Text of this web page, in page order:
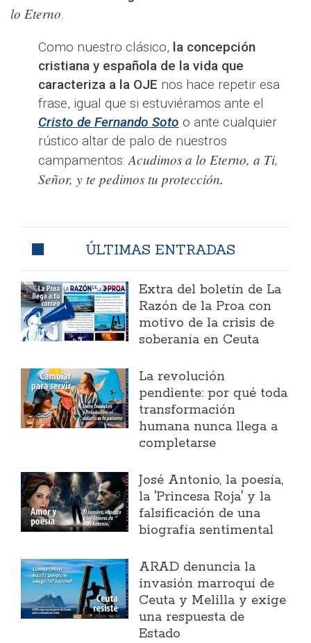
lo Eterno.
Como nuestro clásico, la concepción
cristiana y española de la vida que
caracteriza a la OJE nos hace repetir esa
frase, igual que si estuviéramos ante el
Cristo de Fernando Soto o ante cualquier
rústico altar de palo de nuestros
campamentos:Acudimos a lo Eterno, a Ti,
Señor, y te pedimos tu protección.
ÚLTIMAS ENTRADAS
Extra del boletín de La
Razón de la Proa con
motivo de la crisis de
soberanía en Ceuta
La revolución
pendiente: por qué toda
transformación
humana nunca llega a
completarse
José Antonio, la poesía,
la 'Princesa Roja' y la
falsificación de una
biografía sentimental
ARAD denuncia la
invasión marroquí de
Ceuta y Melilla y exige
una respuesta de
Estado